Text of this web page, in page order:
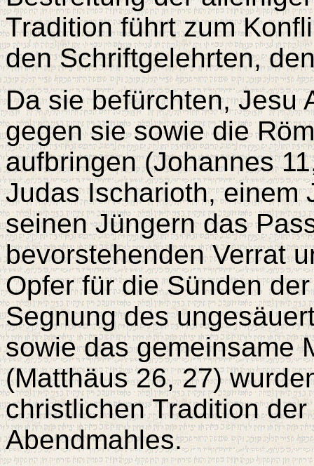
Tradition führt zum
den Schriftgelehrten,
Da sie befürchten, Jesu
gegen sie sowie die
aufbringen (Johannes
Judas Ischarioth, einem
seinen Jüngern das
bevorstehenden Verrat
Opfer für die Sünden
Segnung des
sowie das gemeinsame
(Matthäus 26, 27)
christlichen Tradition
Abendmahles.